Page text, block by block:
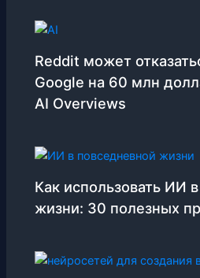
Reddit может
Google на 60 млн
AI Overviews
Как использовать ИИ
жизни: 30 полезных